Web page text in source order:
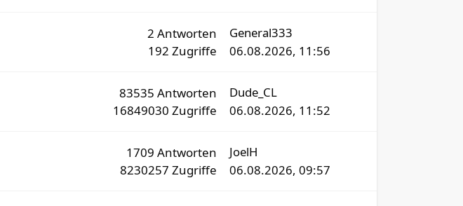
2Antworten
192Zugriffe
General333
06.08.2026, 11:56
83535Antworten
16849030Zugriffe
Dude_CL
06.08.2026, 11:52
1709Antworten
8230257Zugriffe
JoelH
06.08.2026, 09:57